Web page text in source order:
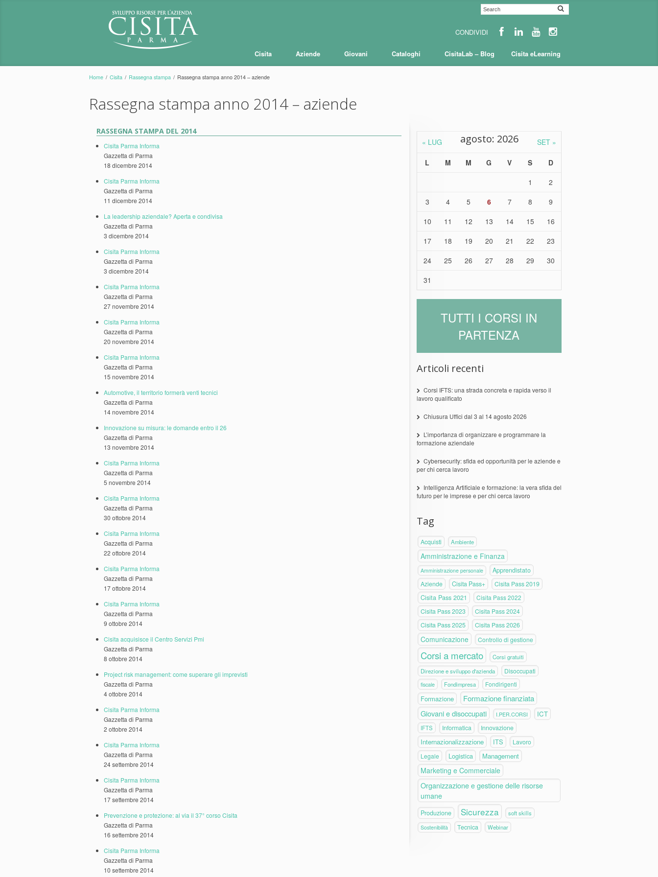
Cisita Aziende Giovani Cataloghi CisitaLab – Blog Cisita eLearning
Home / Cisita / Rassegna stampa / Rassegna stampa anno 2014 – aziende
Rassegna stampa anno 2014 – aziende
RASSEGNA STAMPA DEL 2014
Cisita Parma Informa
Gazzetta di Parma
18 dicembre 2014
Cisita Parma Informa
Gazzetta di Parma
11 dicembre 2014
La leadership aziendale? Aperta e condivisa
Gazzetta di Parma
3 dicembre 2014
Cisita Parma Informa
Gazzetta di Parma
3 dicembre 2014
Cisita Parma Informa
Gazzetta di Parma
27 novembre 2014
Cisita Parma Informa
Gazzetta di Parma
20 novembre 2014
Cisita Parma Informa
Gazzetta di Parma
15 novembre 2014
Automotive, il territorio formerà venti tecnici
Gazzetta di Parma
14 novembre 2014
Innovazione su misura: le domande entro il 26
Gazzetta di Parma
13 novembre 2014
Cisita Parma Informa
Gazzetta di Parma
5 novembre 2014
Cisita Parma Informa
Gazzetta di Parma
30 ottobre 2014
Cisita Parma Informa
Gazzetta di Parma
22 ottobre 2014
Cisita Parma Informa
Gazzetta di Parma
17 ottobre 2014
Cisita Parma Informa
Gazzetta di Parma
9 ottobre 2014
Cisita acquisisce il Centro Servizi Pmi
Gazzetta di Parma
8 ottobre 2014
Project risk management: come superare gli imprevisti
Gazzetta di Parma
4 ottobre 2014
Cisita Parma Informa
Gazzetta di Parma
2 ottobre 2014
Cisita Parma Informa
Gazzetta di Parma
24 settembre 2014
Cisita Parma Informa
Gazzetta di Parma
17 settembre 2014
Prevenzione e protezione: al via il 37° corso Cisita
Gazzetta di Parma
16 settembre 2014
Cisita Parma Informa
Gazzetta di Parma
10 settembre 2014
« LUG SET »
agosto: 2026
L M M G V S
D
1
2
3
4 5 6 7 8
9
10
11 12 13 14 15
16
17
18 19 20 21 22
23
24
25 26 27 28 29
30
31
TUTTI I CORSI IN
PARTENZA
Articoli recenti
Corsi IFTS: una strada concreta e rapida verso il
lavoro qualificato
Chiusura Uffici dal 3 al 14 agosto 2026
L’importanza di organizzare e programmare la
formazione aziendale
Cybersecurity: sfida ed opportunità per le aziende e
per chi cerca lavoro
Intelligenza Artificiale e formazione: la vera sfida del
futuro per le imprese e per chi cerca lavoro
Tag
Acquisti Ambiente
Amministrazione e Finanza
Amministrazione personale
Apprendistato
Aziende
Cisita Pass+
Cisita Pass 2019
Cisita Pass 2021
Cisita Pass 2022
Cisita Pass 2023 Cisita Pass 2024
Cisita Pass 2025 Cisita Pass 2026
Comunicazione Controllo di gestione
Corsi a mercato
Corsi gratuiti
Direzione e sviluppo d'azienda
Disoccupati
fiscale Fondimpresa Fondirigenti
Formazione
Formazione finanziata
Giovani e disoccupati
I.PER.CORSI ICT
IFTS Informatica Innovazione
Internazionalizzazione ITS
Lavoro
Legale
Logistica Management
Marketing e Commerciale
Organizzazione e gestione delle risorse
umane
Produzione Sicurezza soft skills
Sostenibilità Tecnica Webinar